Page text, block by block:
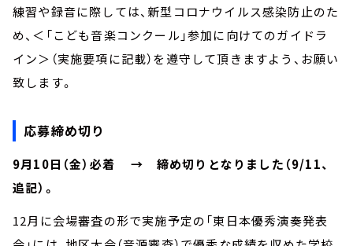
練習や録音に際しては、新型コロナウイルス感染防止のた
め、＜「こども音楽コンクール」参加に向けてのガイドラ
イン＞（実施要項に記載）を遵守して頂きますよう、お願い
致します。
応募締め切り
9月10日（金）必着 → 締め切りとなりました（9/11、
追記）。
12月に会場審査の形で実施予定の「東日本優秀演奏発表